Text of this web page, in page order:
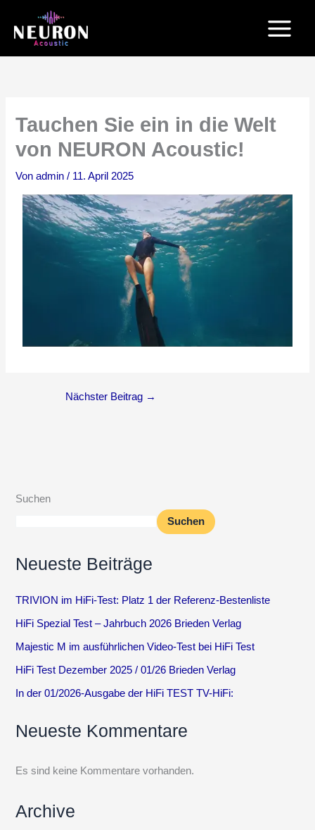
Inhalt
springen
Tauchen Sie ein in die Welt
von NEURON Acoustic!
Vonadmin/ 11. April 2025
Nächster Beitrag →
Suchen
Suchen
Neueste Beiträge
TRIVION im HiFi-Test: Platz 1 der Referenz-Bestenliste
HiFi Spezial Test – Jahrbuch 2026 Brieden Verlag
Majestic M im ausführlichen Video-Test bei HiFi Test
HiFi Test Dezember 2025 / 01/26 Brieden Verlag
In der 01/2026-Ausgabe der HiFi TEST TV-HiFi:
Neueste Kommentare
Es sind keine Kommentare vorhanden.
Archive